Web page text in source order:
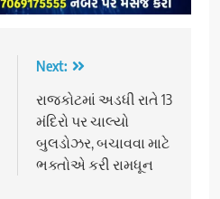
Next:
રાજકોટમાં અડધી રાતે 13
મંદિરો પર ચાલ્યો
બુલડોઝર, બચાવવા માટે
ભક્તોએ કરી રામધૂન